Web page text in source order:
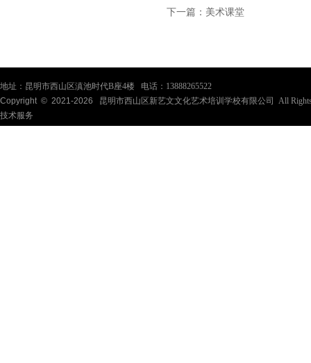
下一篇： 美术课堂
地址：昆明市西山区滇池时代B座4楼 电话：13888265522
Copyright © 2021-2026
昆明市西山区新艺文文化艺术培训学校有限公司 All
技术服务